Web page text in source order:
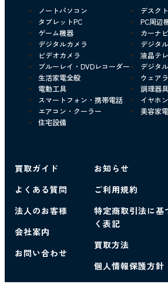
ノートパソコン
デスク
タブレットPC
PC周辺
ゲーム機器
カーナビ
デジタルカメラ
デジタ
ビデオカメラ
液晶テ
ブルーレイ・DVDレコーダー
デジタ
生活家電全般
ウェア
電動工具
調理器具
スマートフォン・携帯電話
イヤホ
エアコン・クーラー
美容家電
住宅設備
買取ガイド
よくある質問
法人のお客様
会社案内
お問い合わせ
お知らせ
ご利用規約
特定商取引法に基
く表記
買取方法
個人情報保護方針